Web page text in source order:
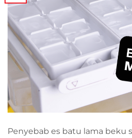
Penyebab es batu lama beku